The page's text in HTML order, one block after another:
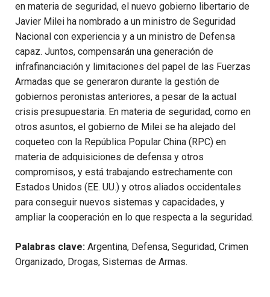
en materia de seguridad, el nuevo gobierno libertario de
Javier Milei ha nombrado a un ministro de Seguridad
Nacional con experiencia y a un ministro de Defensa
capaz. Juntos, compensarán una generación de
infrafinanciación y limitaciones del papel de las Fuerzas
Armadas que se generaron durante la gestión de
gobiernos peronistas anteriores, a pesar de la actual
crisis presupuestaria. En materia de seguridad, como en
otros asuntos, el gobierno de Milei se ha alejado del
coqueteo con la República Popular China (RPC) en
materia de adquisiciones de defensa y otros
compromisos, y está trabajando estrechamente con
Estados Unidos (EE. UU.) y otros aliados occidentales
para conseguir nuevos sistemas y capacidades, y
ampliar la cooperación en lo que respecta a la seguridad.
Palabras clave: Argentina, Defensa, Seguridad, Crimen
Organizado, Drogas, Sistemas de Armas.